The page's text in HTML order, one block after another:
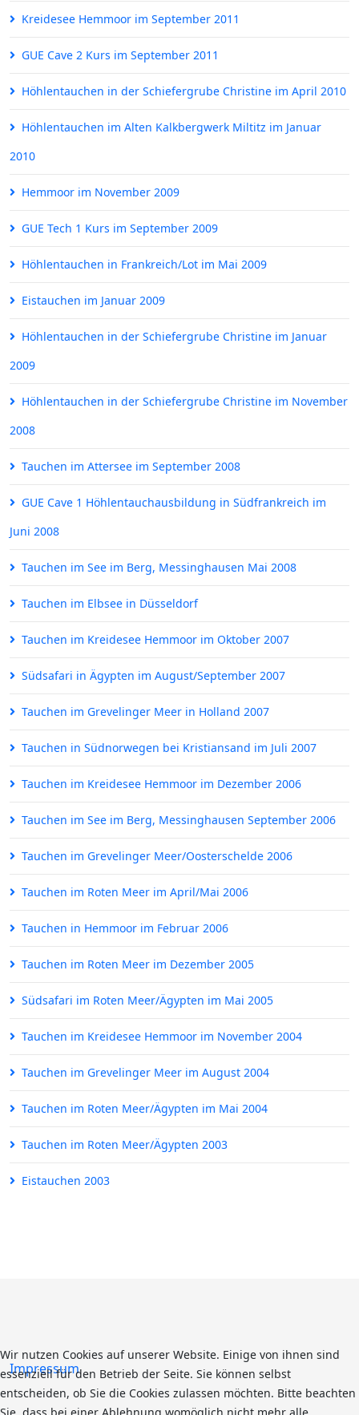
Kreidesee Hemmoor im September 2011
GUE Cave 2 Kurs im September 2011
Höhlentauchen in der Schiefergrube Christine im April 2010
Höhlentauchen im Alten Kalkbergwerk Miltitz im Januar
2010
Hemmoor im November 2009
GUE Tech 1 Kurs im September 2009
Höhlentauchen in Frankreich/Lot im Mai 2009
Eistauchen im Januar 2009
Höhlentauchen in der Schiefergrube Christine im Januar
2009
Höhlentauchen in der Schiefergrube Christine im November
2008
Tauchen im Attersee im September 2008
GUE Cave 1 Höhlentauchausbildung in Südfrankreich im
Juni 2008
Tauchen im See im Berg, Messinghausen Mai 2008
Tauchen im Elbsee in Düsseldorf
Tauchen im Kreidesee Hemmoor im Oktober 2007
Südsafari in Ägypten im August/September 2007
Tauchen im Grevelinger Meer in Holland 2007
Tauchen in Südnorwegen bei Kristiansand im Juli 2007
Tauchen im Kreidesee Hemmoor im Dezember 2006
Tauchen im See im Berg, Messinghausen September 2006
Tauchen im Grevelinger Meer/Oosterschelde 2006
Tauchen im Roten Meer im April/Mai 2006
Tauchen in Hemmoor im Februar 2006
Tauchen im Roten Meer im Dezember 2005
Südsafari im Roten Meer/Ägypten im Mai 2005
Tauchen im Kreidesee Hemmoor im November 2004
Tauchen im Grevelinger Meer im August 2004
Tauchen im Roten Meer/Ägypten im Mai 2004
Tauchen im Roten Meer/Ägypten 2003
Eistauchen 2003
Impressum
Wir nutzen Cookies auf unserer Website. Einige von ihnen sind
essenziell für den Betrieb der Seite. Sie können selbst
entscheiden, ob Sie die Cookies zulassen möchten. Bitte beachten